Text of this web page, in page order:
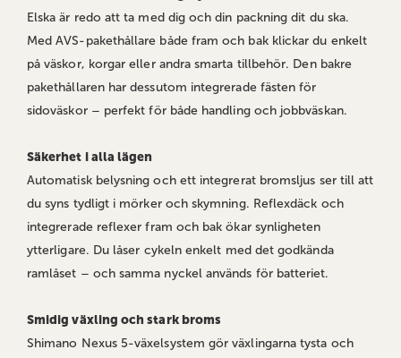
Elska är redo att ta med dig och din packning dit du ska.
Med AVS-pakethållare både fram och bak klickar du enkelt
på väskor, korgar eller andra smarta tillbehör. Den bakre
pakethållaren har dessutom integrerade fästen för
sidoväskor – perfekt för både handling och jobbväskan.
Säkerhet i alla lägen
Automatisk belysning och ett integrerat bromsljus ser till att
du syns tydligt i mörker och skymning. Reflexdäck och
integrerade reflexer fram och bak ökar synligheten
ytterligare. Du låser cykeln enkelt med det godkända
ramlåset – och samma nyckel används för batteriet.
Smidig växling och stark broms
Shimano Nexus 5-växelsystem gör växlingarna tysta och